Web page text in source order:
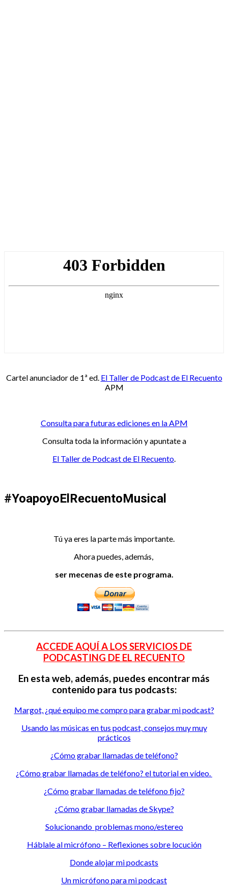
Cartel anunciador de 1ª ed. El Taller de Podcast de El Recuento
APM
Consulta para futuras ediciones en la APM
Consulta toda la información y apuntate a
El Taller de Podcast de El Recuento
#YoapoyoElRecuentoMusical
Tú ya eres la parte más importante.
Ahora puedes, además,
ser mecenas de este programa.
ACCEDE AQUÍ A LOS SERVICIOS DE
PODCASTING DE EL RECUENTO
En esta web, además, puedes encontrar más
contenido para tus podcasts:
Margot, ¿qué equipo me compro para grabar mi podcast?
Usando las músicas en tus podcast, consejos muy muy
prácticos
¿Cómo grabar llamadas de teléfono?
¿Cómo grabar llamadas de teléfono? el tutorial en vídeo.
¿Cómo grabar llamadas de teléfono fijo?
¿Cómo grabar llamadas de Skype?
Solucionando problemas mono/estereo
Háblale al micrófono – Reflexiones sobre locución
Donde alojar mi podcasts
Un micrófono para mi podcast